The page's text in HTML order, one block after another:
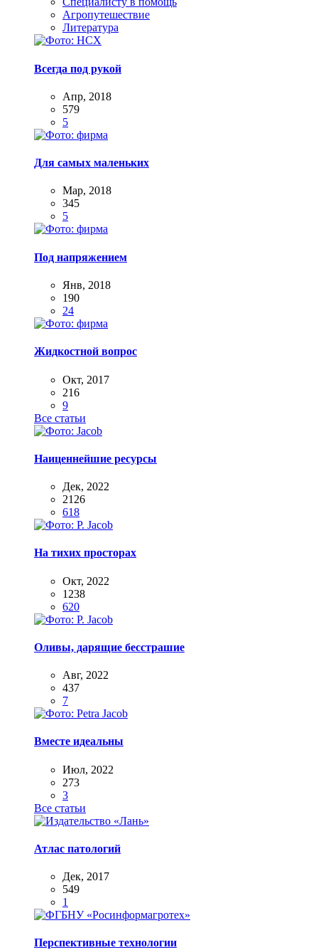
Агропутешествие
Литература
Всегда под рукой
Апр, 2018
579
5
Для самых маленьких
Мар, 2018
345
5
Под напряжением
Янв, 2018
190
24
Жидкостной вопрос
Окт, 2017
216
9
Все статьи
Наиценнейшие ресурсы
Дек, 2022
2126
618
На тихих просторах
Окт, 2022
1238
620
Оливы, дарящие бесстрашие
Авг, 2022
437
7
Вместе идеальны
Июл, 2022
273
3
Все статьи
Атлас патологий
Дек, 2017
549
1
Перспективные технологии